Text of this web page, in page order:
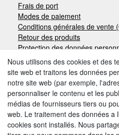
Frais de port
Modes de paiement
Conditions générales de vente
Retour des produits
Protection des données
Mentions légales
Moyens de paiement
Autres modes de paiement:
Nous utilisons des cookies et des
site web et traitons les données
notre site web (par exemple,
personnaliser le contenu et les
médias de fournisseurs tiers ou
web. Le traitement des données a
cookies sont installés. Nous